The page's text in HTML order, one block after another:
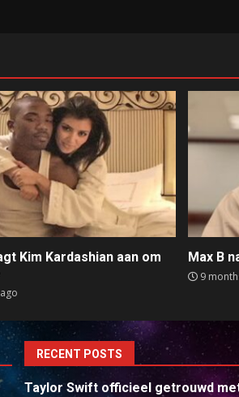
Kim Kardashian aan om
Max B
9
RECENT POSTS
Taylor Swift officieel getrouwd